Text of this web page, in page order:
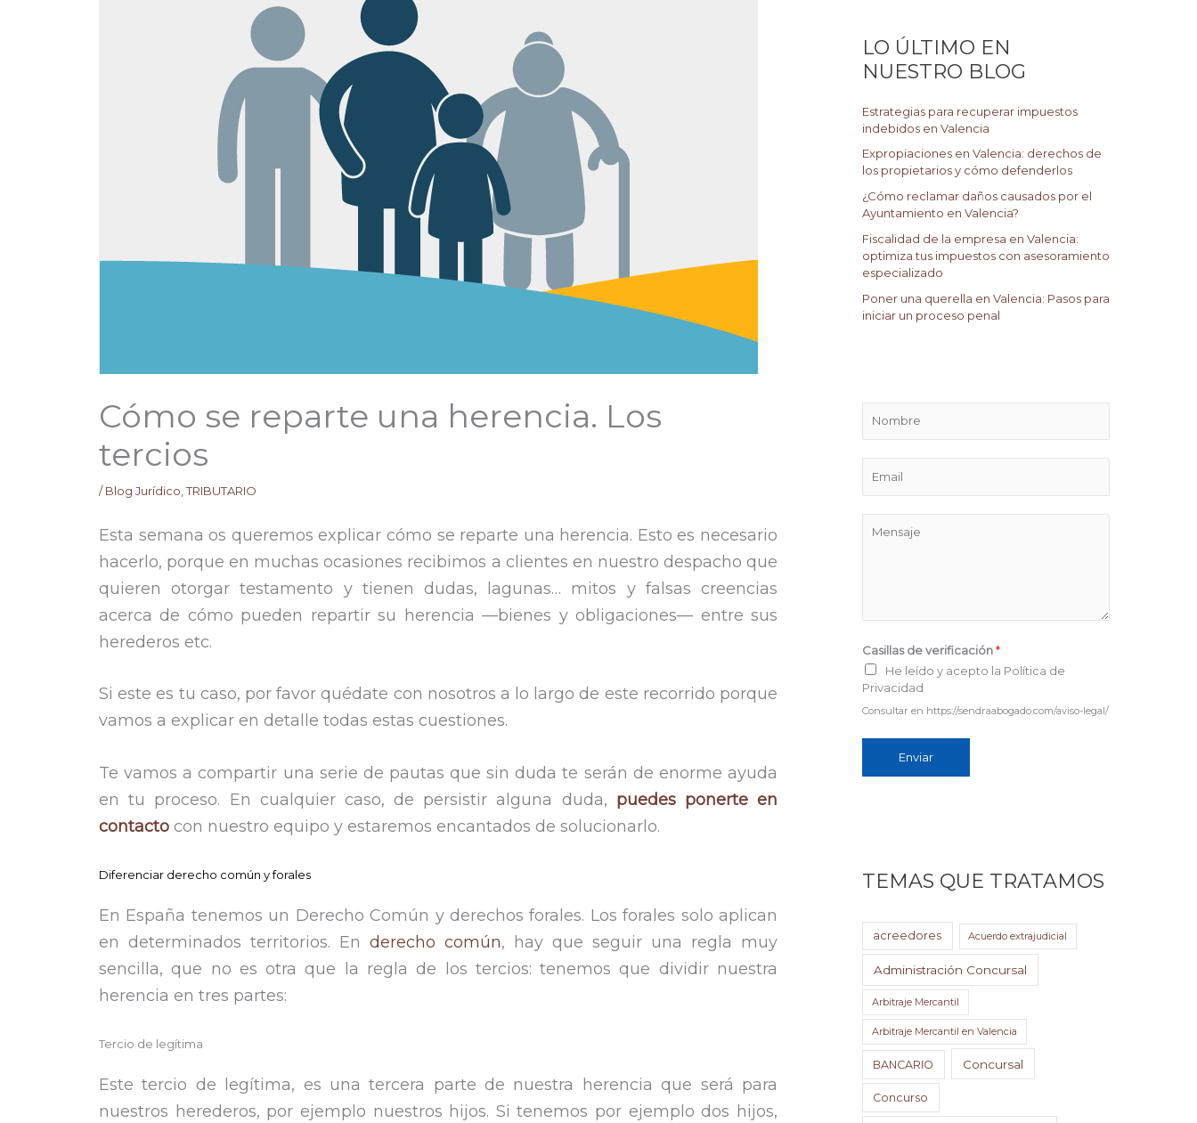
Cómo se reparte una herencia. Los
tercios
/Blog Jurídico ,TRIBUTARIO
Esta semana os queremos explicar cómo se reparte una herencia. Esto es necesario
hacerlo, porque en muchas ocasiones recibimos a clientes en nuestro despacho que
quieren otorgar testamento y tienen dudas, lagunas… mitos y falsas creencias
acerca de cómo pueden repartir su herencia —bienes y obligaciones— entre sus
herederos etc.
Si este es tu caso, por favor quédate con nosotros a lo largo de este recorrido porque
vamos a explicar en detalle todas estas cuestiones.
Te vamos a compartir una serie de pautas que sin duda te serán de enorme ayuda
en tu proceso. En cualquier caso, de persistir alguna duda, puedes ponerte en
contacto con nuestro equipo y estaremos encantados de solucionarlo.
Diferenciar derecho común y forales
En España tenemos un Derecho Común y derechos forales. Los forales solo aplican
en determinados territorios. En derecho común, hay que seguir una regla muy
sencilla, que no es otra que la regla de los tercios: tenemos que dividir nuestra
herencia en tres partes:
Tercio de legítima
Este tercio de legítima, es una tercera parte de nuestra herencia que será para
nuestros herederos, por ejemplo nuestros hijos. Si tenemos por ejemplo dos hijos,
p
r
LO ÚLTIMO EN
NUESTRO BLOG
Estrategias para recuperar impuestos
indebidos en Valencia
Expropiaciones en Valencia: derechos de
los propietarios y cómo defenderlos
¿Cómo reclamar daños causados por el
Ayuntamiento en Valencia?
Fiscalidad de la empresa en Valencia:
optimiza tus impuestos con asesoramiento
especializado
Poner una querella en Valencia: Pasos para
iniciar un proceso penal
m
a
e
*
Casillas de verificación*
He leído y acepto la Política de
Privacidad
Consultar en https://sendraabogado.com/aviso-legal/
Enviar
TEMAS QUE TRATAMOS
acreedores Acuerdo extrajudicial
Administración Concursal
Arbitraje Mercantil
Arbitraje Mercantil en Valencia
BANCARIO Concursal
Concurso